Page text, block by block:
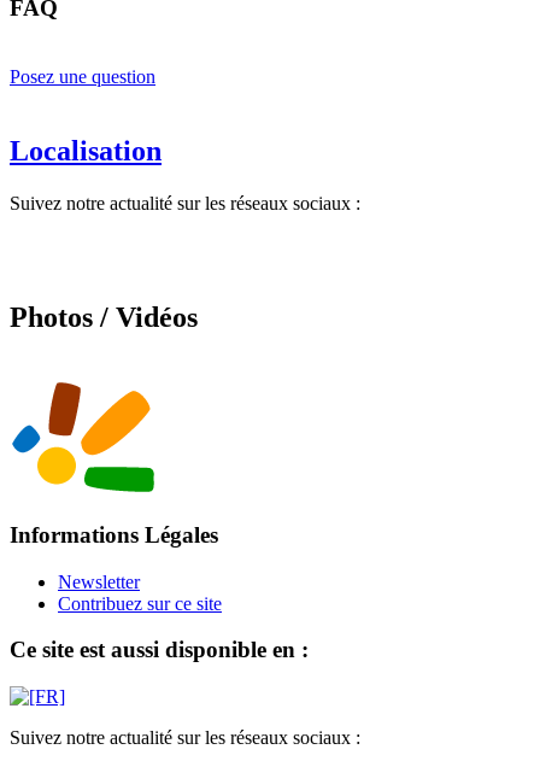
FAQ
Posez une question
Localisation
Suivez notre actualité sur les réseaux sociaux :
Photos / Vidéos
Informations Légales
Newsletter
Contribuez sur ce site
Ce site est aussi disponible en :
Suivez notre actualité sur les réseaux sociaux :